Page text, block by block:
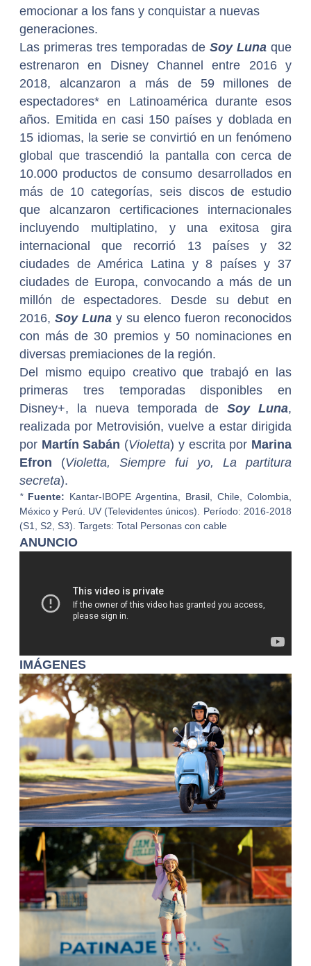
emocionar a los fans y conquistar a nuevas
generaciones.
Las primeras tres temporadas de Soy Luna que
estrenaron en Disney Channel entre 2016 y
2018, alcanzaron a más de 59 millones de
espectadores* en Latinoamérica durante esos
años. Emitida en casi 150 países y doblada en
15 idiomas, la serie se convirtió en un fenómeno
global que trascendió la pantalla con cerca de
10.000 productos de consumo desarrollados en
más de 10 categorías, seis discos de estudio
que alcanzaron certificaciones internacionales
incluyendo multiplatino, y una exitosa gira
internacional que recorrió 13 países y 32
ciudades de América Latina y 8 países y 37
ciudades de Europa, convocando a más de un
millón de espectadores. Desde su debut en
2016, Soy Luna y su elenco fueron reconocidos
con más de 30 premios y 50 nominaciones en
diversas premiaciones de la región.
Del mismo equipo creativo que trabajó en las
primeras tres temporadas disponibles en
Disney+, la nueva temporada deSoy Luna,
realizada por Metrovisión, vuelve a estar dirigida
por Martín Sabán (Violetta) y escrita por Marina
Efron (Violetta, Siempre fui yo, La partitura
secreta).
* Fuente: Kantar-IBOPE Argentina, Brasil, Chile, Colombia,
México y Perú. UV (Televidentes únicos). Período: 2016-2018
(S1, S2, S3). Targets: Total Personas con cable
ANUNCIO
IMÁGENES